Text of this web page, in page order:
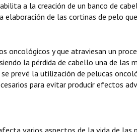
a la creación de un banco de
elaboración de las cortinas de pelo
oncológicos y que atraviesan un
la pérdida de cabello una de las
prevé la utilización de pelucas
para evitar producir efectos
varios aspectos de la vida de